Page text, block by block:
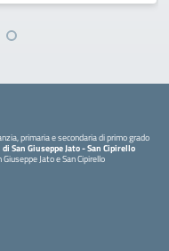
primaria e secondaria di primo grado
di San Giuseppe Jato - San Cipirello
Giuseppe Jato e San Cipirello